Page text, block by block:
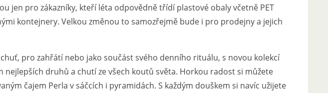
jen pro zákazníky, kteří léta odpovědně třídí plastové obaly včetně PET
kontejnery. Velkou změnou to samozřejmě bude i pro prodejny a jejich
pro zahřátí nebo jako součást svého denního rituálu, s novou kolekcí
nejlepších druhů a chutí ze všech koutů světa. Horkou radost si můžete
čajem Perla v sáčcích i pyramidách. S každým douškem si navíc užijete